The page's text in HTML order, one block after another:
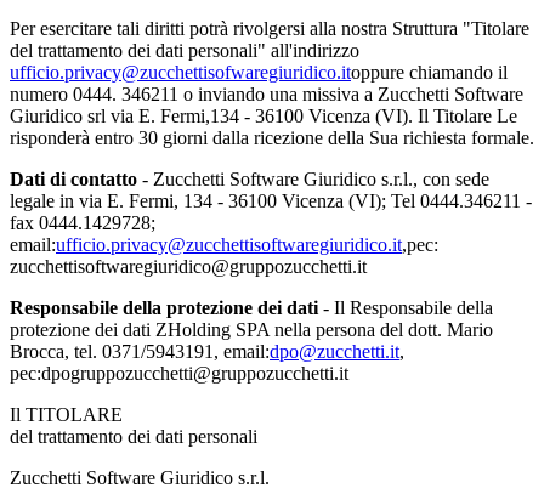
Per esercitare tali diritti potrà rivolgersi alla nostra Struttura "Titolare
del trattamento dei dati personali" all'indirizzo
ufficio.privacy@zucchettisofwaregiuridico.itoppure chiamando il
numero 0444. 346211 o inviando una missiva a Zucchetti Software
Giuridico srl via E. Fermi,134 - 36100 Vicenza (VI). Il Titolare Le
risponderà entro 30 giorni dalla ricezione della Sua richiesta formale.
Dati di contatto - Zucchetti Software Giuridico s.r.l., con sede
legale in via E. Fermi, 134 - 36100 Vicenza (VI); Tel 0444.346211 -
fax 0444.1429728;
email:ufficio.privacy@zucchettisoftwaregiuridico.it,pec:
zucchettisoftwaregiuridico@gruppozucchetti.it
Responsabile della protezione dei dati- Il Responsabile della
protezione dei dati ZHolding SPA nella persona del dott. Mario
Brocca, tel. 0371/5943191, email:dpo@zucchetti.it,
pec:dpogruppozucchetti@gruppozucchetti.it
Il TITOLARE
del trattamento dei dati personali
Zucchetti Software Giuridico s.r.l.